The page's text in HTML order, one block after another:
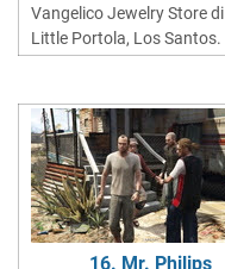
Vangelico Jewelry Store di
Little Portola, Los Santos.
16. Mr. Philips